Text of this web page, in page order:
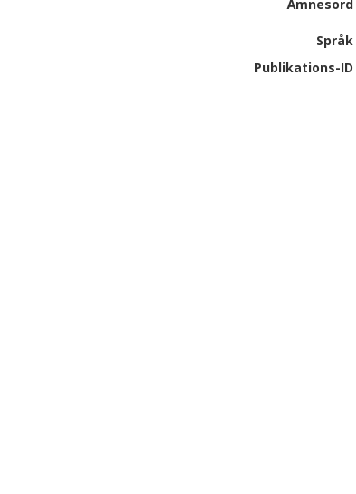
Ämnesord
Språk
Publikations-ID